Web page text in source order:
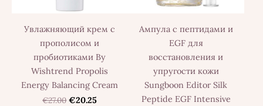
Увлажняющий крем с
прополисом и
пробиотиками By
Wishtrend Propolis
Energy Balancing Cream
€27.00 €20.25
Ампула с пептидами и
EGF для
восстановления и
упругости кожи
Sungboon Editor Silk
Peptide EGF Intensive